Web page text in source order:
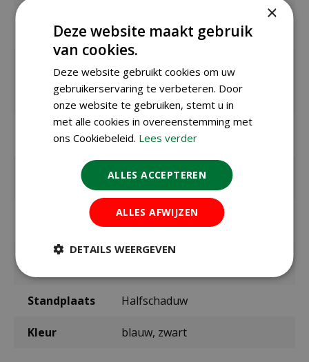
Zaaien onder
glas / binnen
maart t/m mei
planten
buiten
april t/m mei, augustus t/m september
Bloeitijd /
oogsttijd
april t/m september
Kiemduur in ca. 15 dagen
Zaaitemperat ca. 16ºC
max. hoogte 25 cm
Standplaats Halfschaduw
Kleur blauw, zwart
×
Deze website maakt gebruik
van cookies.
Deze website gebruikt cookies om uw
gebruikerservaring te verbeteren. Door
onze website te gebruiken, stemt u in
met alle cookies in overeenstemming met
ons Cookiebeleid. Lees verder
ALLES ACCEPTEREN
ALLES AFWIJZEN
DETAILS WEERGEVEN